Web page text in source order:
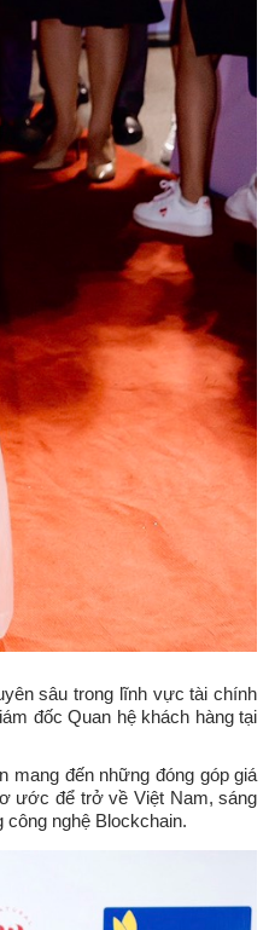
sâu trong lĩnh vực tài chính
đốc Quan hệ khách hàng tại
mang đến những đóng góp giá
ước để trở về Việt Nam, sáng
nghệ Blockchain.